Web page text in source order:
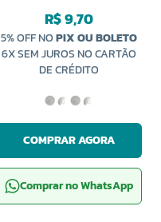
R$ 9,70
5% OFF NOPIX OU BOLETO
6X SEM JUROS NO CARTÃO
DE CRÉDITO
COMPRAR AGORA
Comprar no WhatsApp